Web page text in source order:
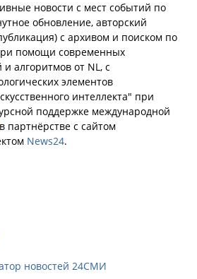
новости с мест событий по
обновление, авторский
с архивом и поиском по
помощи современных
алгоритмов от NL, с
элементов
интеллекта" при
поддержке международной
в партнёрстве с сайтом
News24.
новостей 24СМИ